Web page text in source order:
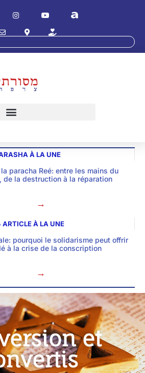
À LA UNE
paracha Reé: entre les mains du
de la destruction à la réparation
→
ARTICLE À LA UNE
pourquoi le solidarisme peut offrir
à la crise de la conscription
→
et